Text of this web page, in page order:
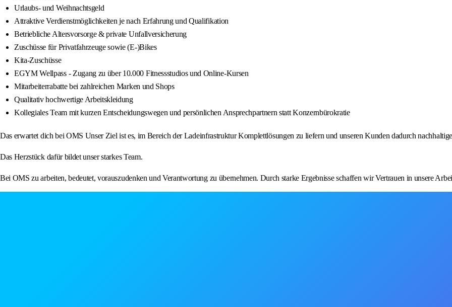
Urlaubs- und Weihnachtsgeld
Attraktive Verdienstmöglichkeiten je nach Erfahrung und Qualifikation
Betriebliche Altersvorsorge & private Unfallversicherung
Zuschüsse für Privatfahrzeuge sowie (E-)Bikes
Kita-Zuschüsse
EGYM Wellpass - Zugang zu über 10.000 Fitnessstudios und Online-Kursen
Mitarbeiterrabatte bei zahlreichen Marken und Shops
Qualitativ hochwertige Arbeitskleidung
Kollegiales Team mit kurzen Entscheidungswegen und persönlichen Ansprechpartnern statt Konzernbürokratie
Das erwartet dich bei OMS Unser Ziel ist es, im Bereich der Ladeinfrastruktur Komplettlösungen zu liefern und unseren Kunden dadurch
Das Herzstück dafür bildet unser starkes Team.
Bei OMS zu arbeiten, bedeutet, vorauszudenken und Verantwortung zu übernehmen. Durch starke Ergebnisse schaffen wir Vertrauen in unsere